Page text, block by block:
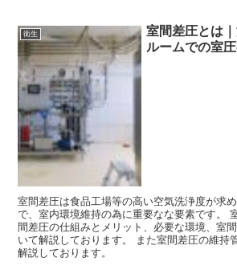
衛生
室間差圧とは
ルームでの室
室間差圧は食品工場等の高い空気洗浄度が求
で、室内環境維持の為に重要なな要素です。
間差圧の仕組みとメリット、必要な環境、室
いて解説しております。 また室間差圧の維持
解説しております。